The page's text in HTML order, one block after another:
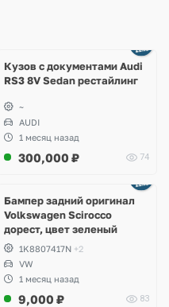
Кузов с документами Audi
RS3 8V Sedan рестайлинг
~
AUDI
1 месяц назад
300,000 ₽ 74
Бампер задний оригинал
Volkswagen Scirocco
дорест, цвет зеленый
1K8807417N +2
VW
1 месяц назад
9,000 ₽ 83